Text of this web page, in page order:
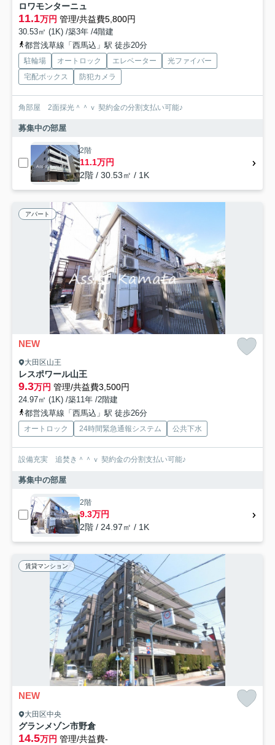
ロワモンターニュ
11.1万円 管理/共益費5,800円
30.53㎡ (1K) /築3年 /4階建
都営浅草線「西馬込」駅 徒歩20分
駐輪場 オートロック エレベーター
光ファイバー
宅配ボックス
防犯カメラ
角部屋 2面採光＾＾ｖ 契約金の分割支払い可能♪
募集中の部屋
2階
11.1万円
2階 / 30.53㎡ / 1K
アパート
NEW
大田区山王
レスポワール山王
9.3万円 管理/共益費3,500円
24.97㎡ (1K) /築11年 /2階建
都営浅草線「西馬込」駅 徒歩26分
オートロック 24時間緊急通報システム 公共下水
設備充実 追焚き＾＾ｖ 契約金の分割支払い可能♪
募集中の部屋
2階
9.3万円
2階 / 24.97㎡ / 1K
賃貸マンション
NEW
大田区中央
グランメゾン市野倉
14.5万円 管理/共益費-